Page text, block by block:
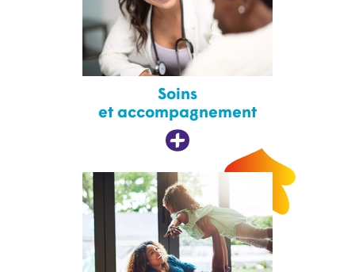
Soins
et accompagnement